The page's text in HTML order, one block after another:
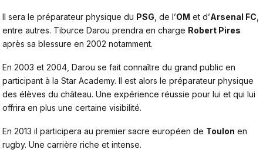
Il sera le préparateur physique du PSG , de l’OM et d’Arsenal FC
entre autres. Tiburce Darou prendra en charge Robert Pires
après sa blessure en 2002 notamment.
En 2003 et 2004, Darou se fait connaître du grand public en
participant à la Star Academy. Il est alors le préparateur physique
des élèves du château. Une expérience réussie pour lui et qui lui
offrira en plus une certaine visibilité.
En 2013 il participera au premier sacre européen de Toulon en
rugby. Une carrière riche et intense.